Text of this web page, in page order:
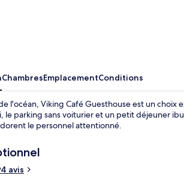
ChambresEmplacementConditions
l'océan, Viking Café Guesthouse est un choix
le parking sans voiturier et un petit déjeuner
le personnel attentionné.
avis